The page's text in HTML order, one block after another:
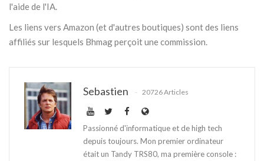
l'aide de l'IA.
Les liens vers Amazon (et d'autres boutiques) sont des liens
affiliés sur lesquels Bhmag perçoit une commission.
Sebastien 20726 Articles
Passionné d'informatique et de high tech
depuis toujours. Mon premier ordinateur
était un Tandy TRS80, ma première console :